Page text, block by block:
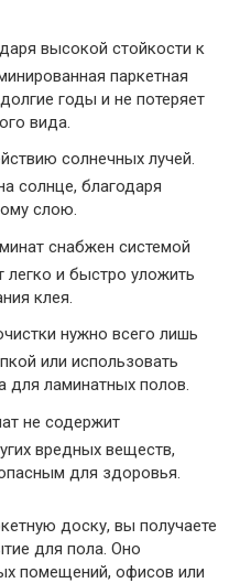
высокой стойкости к
паркетная
годы и не потеряет
вида.
солнечных лучей.
солнце, благодаря
слою.
снабжен системой
легко и быстро уложить
клея.
нужно всего лишь
или использовать
для ламинатных полов.
не содержит
вредных веществ,
для здоровья.
доску, вы получаете
для пола. Оно
помещений, офисов или